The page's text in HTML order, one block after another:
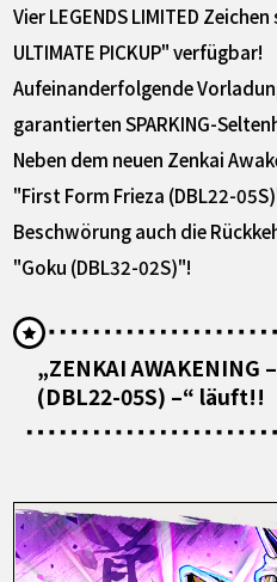
Vier LEGENDS LIMITED
ULTIMATE PICKUP" verfügbar!
Aufeinanderfolgende
garantierten SPARKING-
Neben dem neuen Zenkai
"First Form Frieza (DBL22-
Beschwörung auch die
"Goku (DBL32-02S)"!
„ZENKAI AWAKENING
(DBL22-05S) –“ läuft!!